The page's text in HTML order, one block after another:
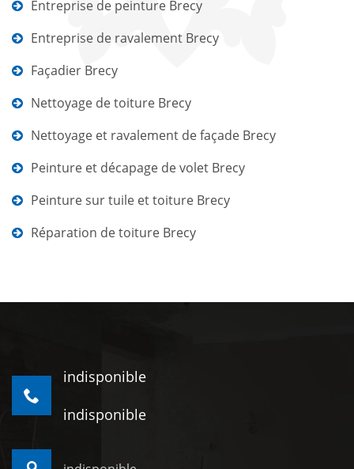
Entreprise de peinture Brecy
Entreprise de ravalement Brecy
Façadier Brecy
Nettoyage de toiture Brecy
Nettoyage et ravalement de façade Brecy
Peinture et décapage de volet Brecy
Peinture sur tuile et toiture Brecy
Réparation de toiture Brecy
indisponible
indisponible